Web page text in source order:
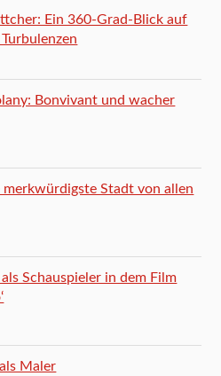
Ein 360-Grad-Blick auf
Bonvivant und wacher
merkwürdigste Stadt von allen
Schauspieler in dem Film
Maler